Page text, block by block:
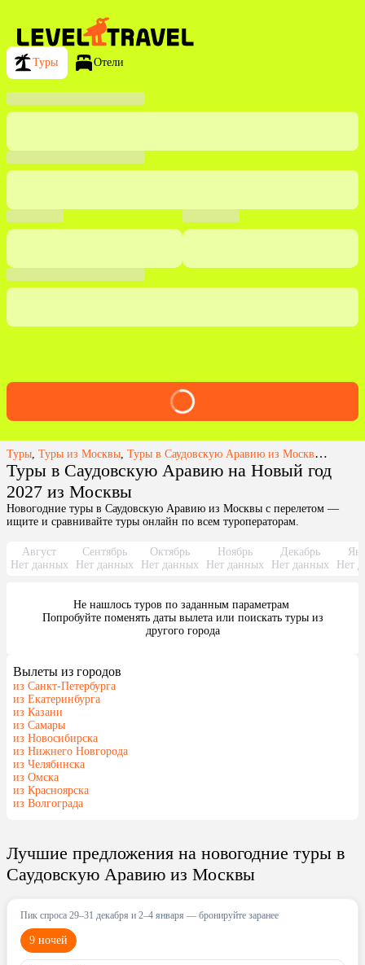
Туры Отели
Туры Туры из Москвы Туры в Саудовскую Аравию из Москвы ,
Туры в Саудовскую Аравию на Новый год
2027 из Москвы
Новогодние туры в Саудовскую Аравию из Москвы с перелетом —
ищите и сравнивайте туры онлайн по всем туроператорам.
Август
Нет данных
Сентябрь
Нет данных
Октябрь
Нет данных
Ноябрь
Нет данных
Декабрь
Нет данных
Нет
Не нашлось туров по заданным параметрам
другого города
Вылеты из городов
из Санкт-Петербурга
из Екатеринбурга
из Казани
из Самары
из Новосибирска
из Нижнего Новгорода
из Челябинска
из Омска
из Красноярска
из Волгограда
Лучшие предложения на новогодние туры в
Саудовскую Аравию из Москвы
Пик спроса 29–31 декабря и 2–4 января — бронируйте заранее
9 ночей